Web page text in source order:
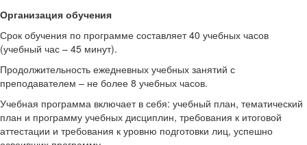
Организация обучения
Срок обучения по программе составляет 40 учебных часов
(учебный час – 45 минут).
Продолжительность ежедневных учебных занятий с
преподавателем – не более 8 учебных часов.
Учебная программа включает в себя: учебный план, тематический
план и программу учебных дисциплин, требования к итоговой
аттестации и требования к уровню подготовки лиц, успешно